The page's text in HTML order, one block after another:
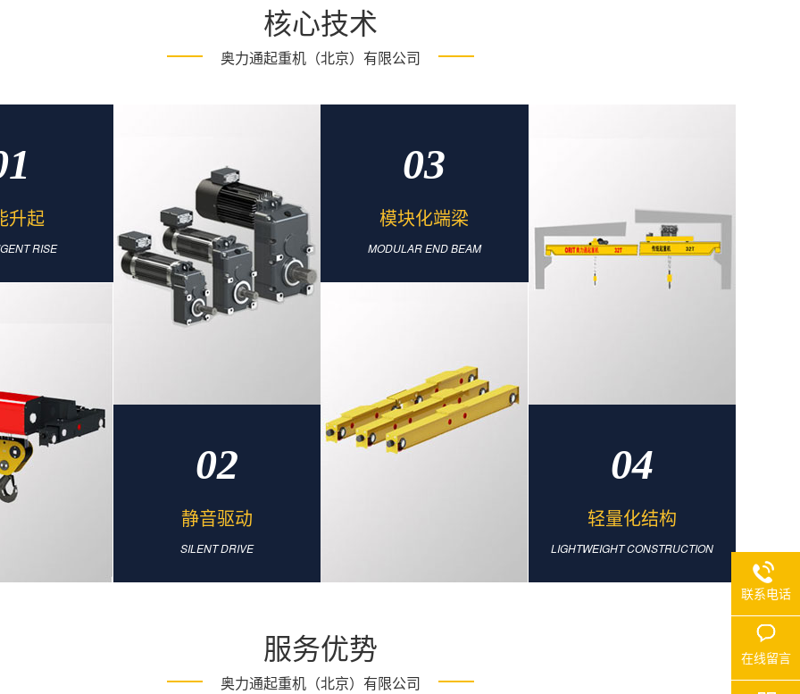
核心技术
奥力通起重机（北京）有限公司
升起
RISE
02
静音驱动
SILENT DRIVE
03
模块化端梁
MODULAR END BEAM
04
轻量化结构
LIGHTWEIGHT CONSTRUCTION
服务优势
奥力通起重机（北京）有限公司
联系电话
在线留言